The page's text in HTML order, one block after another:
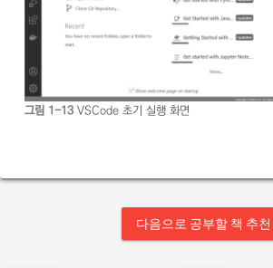
그림 1-13VSCode 초기 실행 화면
다음으로 공부할 책 추천